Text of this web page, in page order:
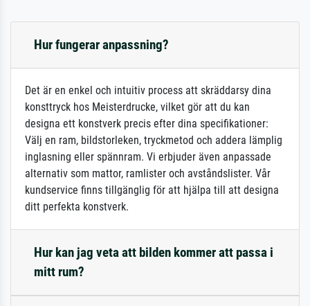
Hur fungerar anpassning?
Det är en enkel och intuitiv process att skräddarsy dina
konsttryck hos Meisterdrucke, vilket gör att du kan
designa ett konstverk precis efter dina specifikationer:
Välj en ram, bildstorleken, tryckmetod och addera lämplig
inglasning eller spännram. Vi erbjuder även anpassade
alternativ som mattor, ramlister och avståndslister. Vår
kundservice finns tillgänglig för att hjälpa till att designa
ditt perfekta konstverk.
Hur kan jag veta att bilden kommer att passa i
mitt rum?